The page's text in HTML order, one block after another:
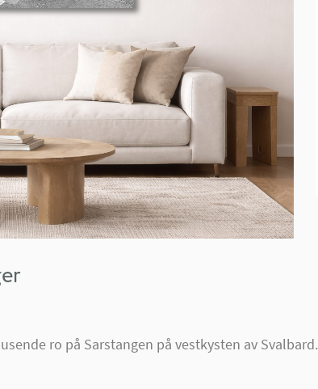
ro på Sarstangen på vestkysten av Svalbard.